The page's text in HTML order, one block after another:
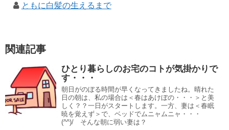
ともに白髪の生えるまで
関連記事
ひとり暮らしのお宅のコトが気掛かりで
す・・・
朝日がのぼる時間が早くなってきましたね。晴れた
日の朝は、私の場合は＜春はあけぼの・・・＞と美
しく？？一日がスタートします。一方、妻は＜春眠
暁を覚えず＞で、ベッドでムニャムニャ・・・
(^^)/ そんな朝に弱い妻は？